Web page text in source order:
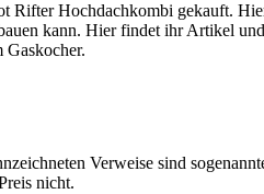
Rifter Hochdachkombi gekauft.
kann. Hier findet ihr Artikel
Gaskocher.
Verweise sind
nicht.